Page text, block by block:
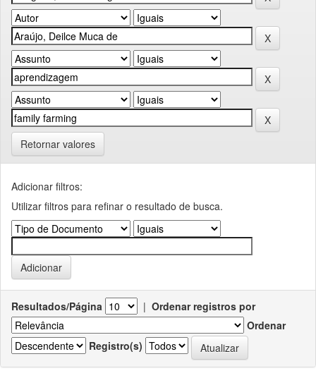
Retornar valores
Adicionar filtros:
Utilizar filtros para refinar o resultado de busca.
Resultados/Página | Ordenar registros por
Ordenar
Registro(s)